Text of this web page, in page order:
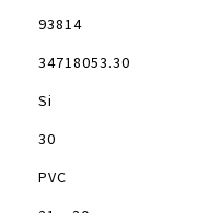
93814
34718053.30
Si
30
PVC